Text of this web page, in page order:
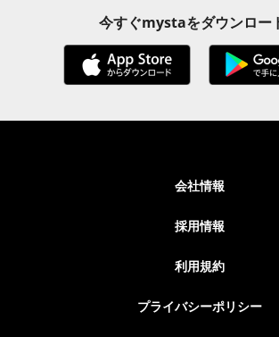
今すぐmystaをダウンロー
会社情報
採用情報
利用規約
プライバシーポリシー